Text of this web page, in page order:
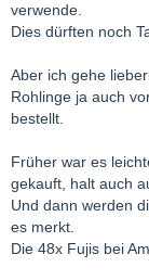
verwende.
Dies dürften noch
Aber ich gehe
Rohlinge ja auch
bestellt.
Früher war es
gekauft, halt auch
Und dann werden
es merkt.
Die 48x Fujis bei